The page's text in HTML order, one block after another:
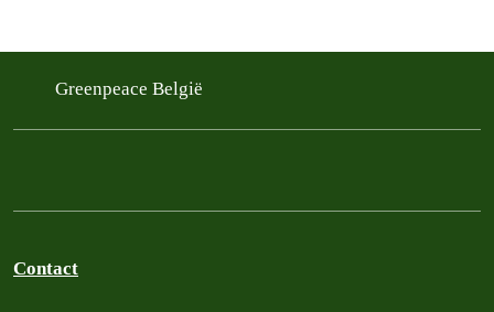
Greenpeace België
Contact